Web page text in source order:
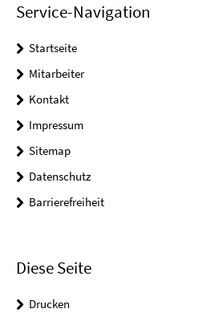
Service-Navigation
Startseite
Mitarbeiter
Kontakt
Impressum
Sitemap
Datenschutz
Barrierefreiheit
Diese Seite
Drucken